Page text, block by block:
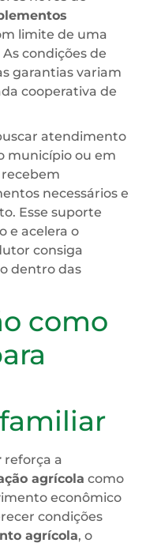
limite de uma
condições de
garantias variam
cooperativa de
atendimento
município ou em
recebem
necessários e
Esse suporte
e acelera o
consiga
dentro das
como
reforça a
agrícola como
econômico
condições
agrícola, o